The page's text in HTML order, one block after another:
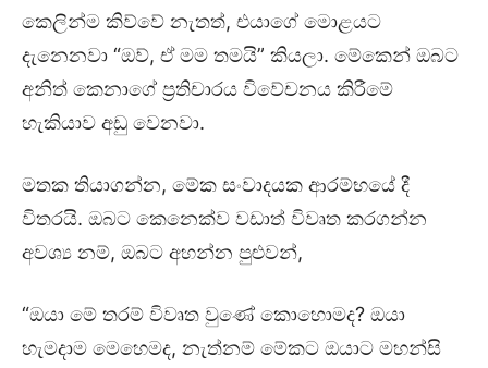
කෙලින්ම කිව්වේ නැතත්, එයාගේ මොළයට
දැනෙනවා “ඔව්, ඒ මම තමයි” කියලා. මේකෙන් ඔබට
අනිත් කෙනාගේ ප්‍රතිචාරය විවේචනය කිරීමේ
හැකියාව අඩු වෙනවා.
මතක තියාගන්න, මේක සංවාදයක ආරම්භයේ දී
විතරයි. ඔබට කෙනෙක්ව වඩාත් විවෘත කරගන්න
අවශ්‍ය නම්, ඔබට අහන්න පුළුවන්,
“ඔයා මේ තරම් විවෘත වුණේ කොහොමද? ඔයා
හැමදාම මෙහෙමද, නැත්නම් මේකට ඔයාට මහන්සි